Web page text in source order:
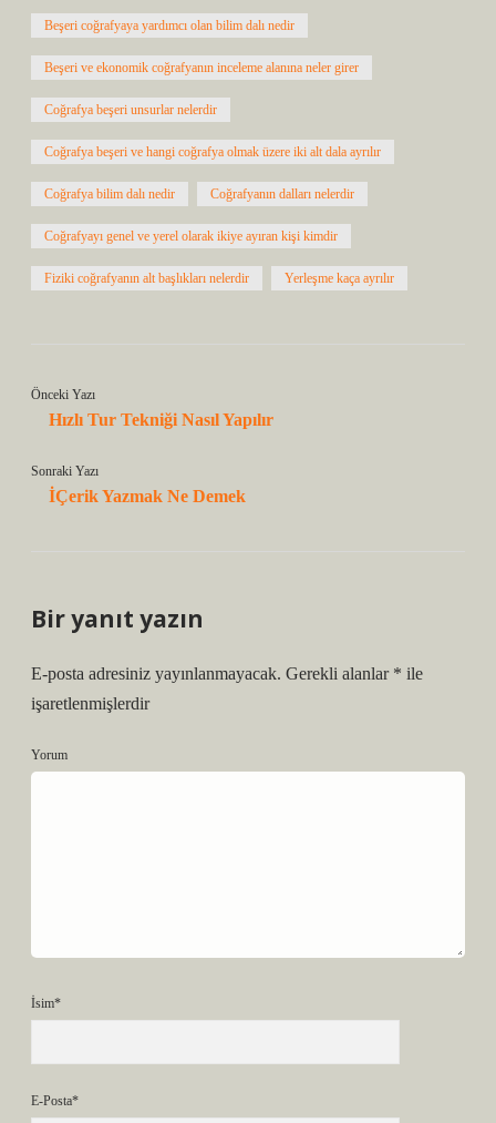
Beşeri coğrafyaya yardımcı olan bilim dalı nedir
Beşeri ve ekonomik coğrafyanın inceleme alanına neler girer
Coğrafya beşeri unsurlar nelerdir
Coğrafya beşeri ve hangi coğrafya olmak üzere iki alt dala ayrılır
Coğrafya bilim dalı nedir Coğrafyanın dalları nelerdir
Coğrafyayı genel ve yerel olarak ikiye ayıran kişi kimdir
Fiziki coğrafyanın alt başlıkları nelerdir Yerleşme kaça ayrılır
Önceki Yazı
Hızlı Tur Tekniği Nasıl Yapılır
Sonraki Yazı
İÇerik Yazmak Ne Demek
Bir yanıt yazın
E-posta adresiniz yayınlanmayacak. Gerekli alanlar * ile
işaretlenmişlerdir
Yorum
İsim*
E-Posta*